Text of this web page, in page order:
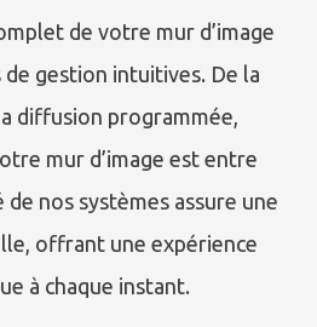
de votre mur d’image
gestion intuitives. De la
diffusion programmée,
mur d’image est entre
nos systèmes assure une
offrant une expérience
à chaque instant.